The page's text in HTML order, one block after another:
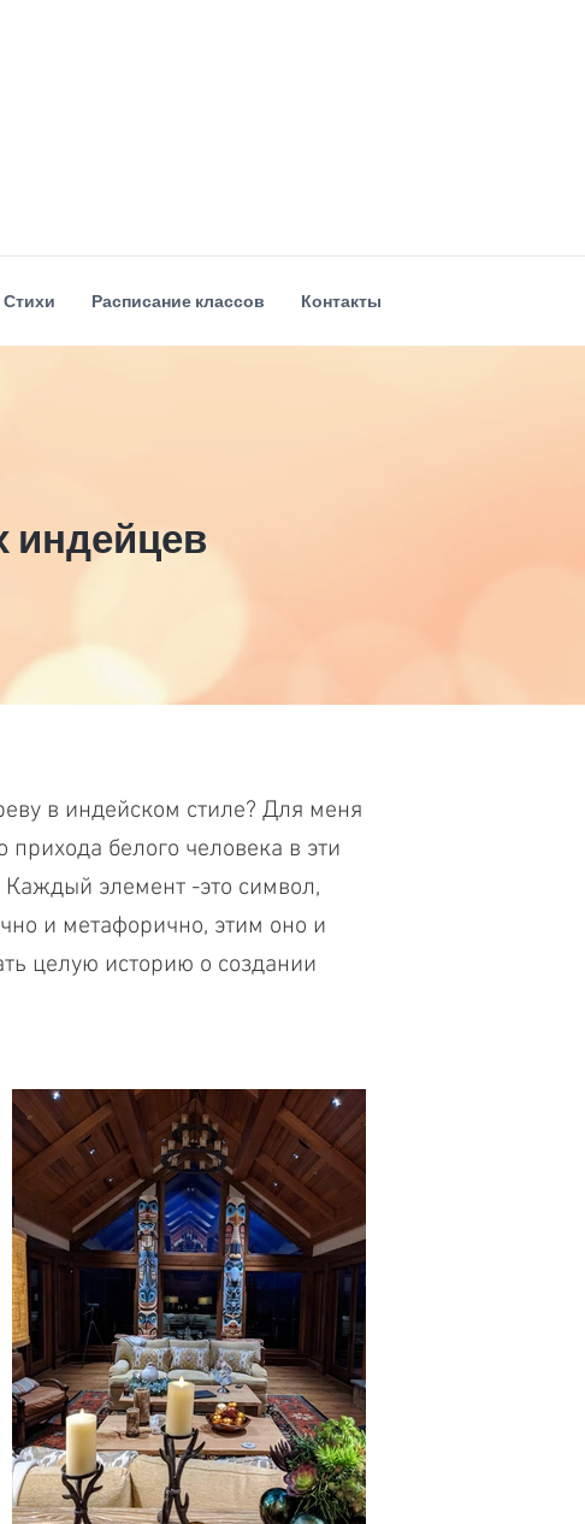
Стихи Расписание классов Контакты
индейцев
в индейском стиле? Для меня
белого человека в эти
элемент -это символ,
и метафорично, этим оно и
целую историю о создании